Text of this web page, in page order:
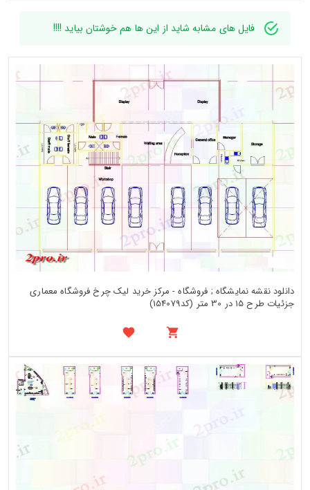
فایل های مشابه شاید از این ها هم خوشتان بیاید !!!!
دانلود نقشه نمایشگاه ; فروشگاه - مرکز خرید لیک چرخ فروشگاه معماری
جزئیات طرح 15 در 30 متر (کد154079)